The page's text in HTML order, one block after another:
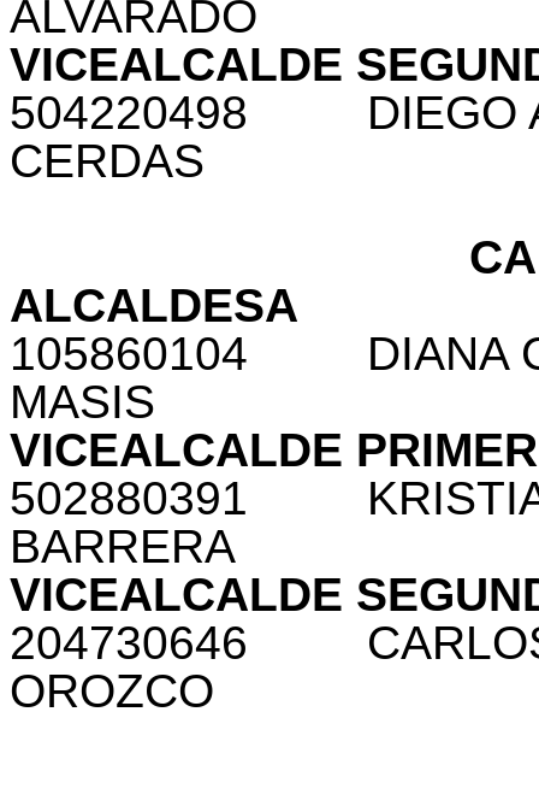
ALVARADO
VICEALCALDE
504220498
DIEGO
CERDAS
ALCALDESA
105860104
DIANA
MASIS
VICEALCALDE
502880391
BARRERA
VICEALCALDE
204730646
OROZCO